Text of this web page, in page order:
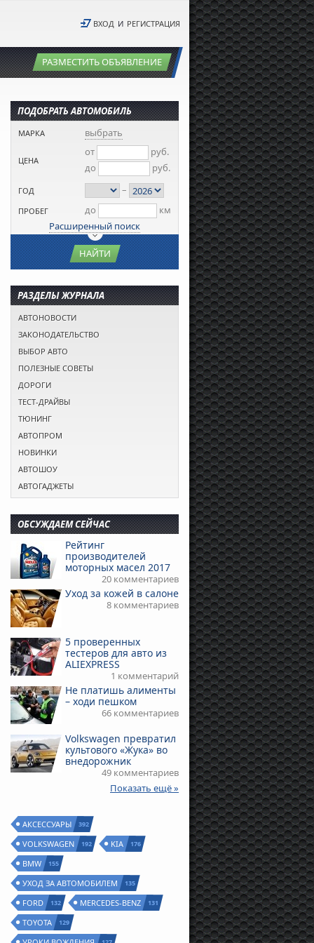
ВХОД И РЕГИСТРАЦИЯ
РАЗМЕСТИТЬ ОБЪЯВЛЕНИЕ
ПОДОБРАТЬ АВТОМОБИЛЬ
МАРКА выбрать
ЦЕНА
от
руб.
до
руб.
ГОД –
ПРОБЕГ до
км
Расширенный поиск
НАЙТИ
РАЗДЕЛЫ ЖУРНАЛА
АВТОНОВОСТИ
ЗАКОНОДАТЕЛЬСТВО
ВЫБОР АВТО
ПОЛЕЗНЫЕ СОВЕТЫ
ДОРОГИ
ТЕСТ-ДРАЙВЫ
ТЮНИНГ
АВТОПРОМ
НОВИНКИ
АВТОШОУ
АВТОГАДЖЕТЫ
ОБСУЖДАЕМ СЕЙЧАС
Рейтинг
производителей
моторных масел 2017
20 комментариев
Уход за кожей в салоне
8 комментариев
5 проверенных
тестеров для авто из
ALIEXPRESS
1 комментарий
Не платишь алименты
– ходи пешком
66 комментариев
Volkswagen превратил
культового «Жука» во
внедорожник
49 комментариев
Показать ещё »
АКСЕССУАРЫ 392
VOLKSWAGEN 192 KIA 176
BMW 155
УХОД ЗА АВТОМОБИЛЕМ 135
FORD 132 MERCEDES-BENZ 131
TOYOTA 129